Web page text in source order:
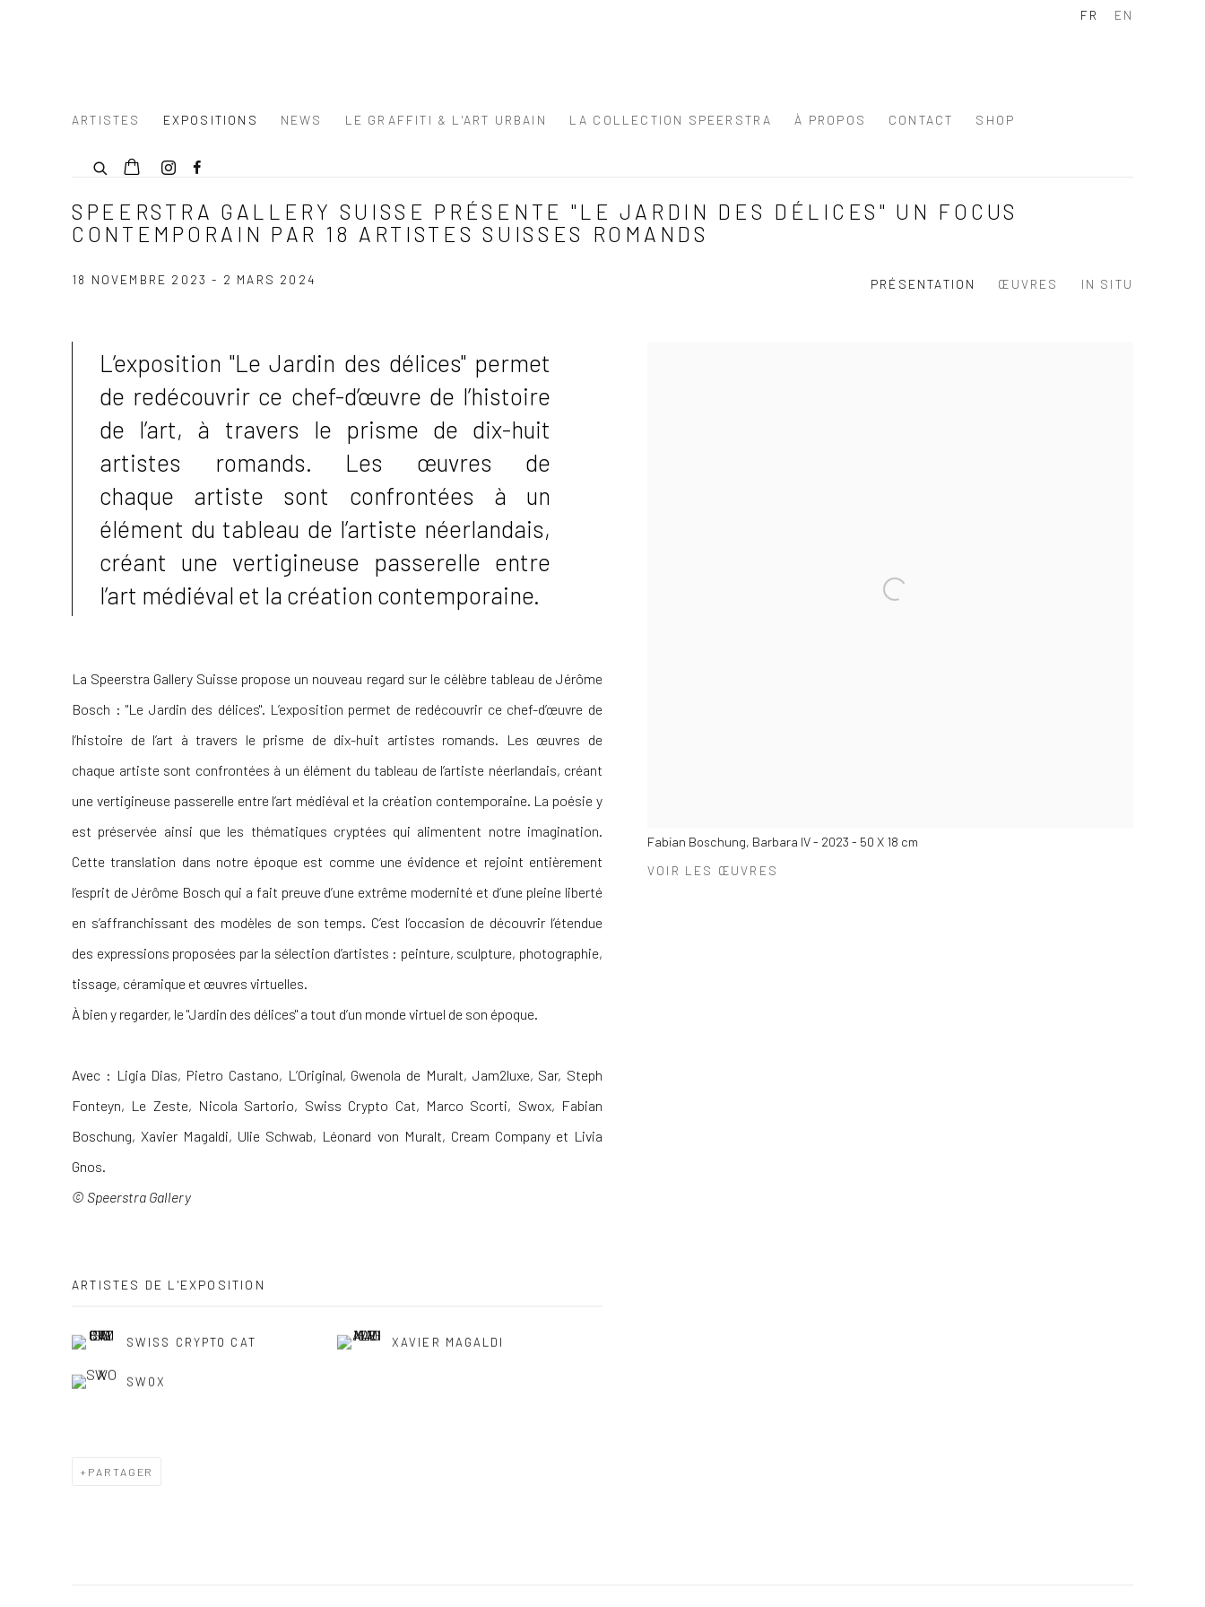
ARTISTES EXPOSITIONS NEWS LE GRAFFITI & L'ART URBAIN LA COLLECTION SPEERSTRA À PROPOS CONTACT SHOP
FR EN
SPEERSTRA GALLERY SUISSE PRÉSENTE "LE JARDIN DES DÉLICES" UN FOCUS
CONTEMPORAIN PAR 18 ARTISTES SUISSES ROMANDS
18 NOVEMBRE 2023 - 2 MARS 2024 PRÉSENTATION ŒUVRES IN SITU
Fabian Boschung, Barbara IV - 2023 - 50 X 18 cm
VOIR LES ŒUVRES
L’exposition"Le Jardin des délices"permet
de redécouvrir ce chef-d’œuvre de l’histoire
de l’art, à travers le prisme de dix-huit
artistes romands. Les œuvres de
chaque artiste sont confrontées à un
élément du tableau de l’artiste néerlandais,
créant une vertigineuse passerelle entre
l’art médiéval et la création contemporaine.
La Speerstra Gallery Suisse propose un nouveau regard sur le célèbre tableau de Jérôme
Bosch : "Le Jardin des délices". L’exposition permet de redécouvrir ce chef-d’œuvre de
l’histoire de l’art à travers le prisme de dix-huit artistes romands. Les œuvres de
chaque artiste sont confrontées à un élément du tableau de l’artiste néerlandais, créant
une vertigineuse passerelle entre l’art médiéval et la création contemporaine. La poésie y
est préservée ainsi que les thématiques cryptées qui alimentent notre imagination.
Cette translation dans notre époque est comme une évidence et rejoint entièrement
l’esprit de Jérôme Bosch qui a fait preuve d’une extrême modernité et d’une pleine liberté
en s’affranchissant des modèles de son temps. C’est l’occasion de découvrir l’étendue
des expressions proposées par la sélection d’artistes : peinture, sculpture, photographie,
tissage, céramique et œuvres virtuelles.
À bien y regarder, le "Jardin des délices" a tout d’un monde virtuel de son époque.
Avec : Ligia Dias, Pietro Castano, L’Original, Gwenola de Muralt, Jam2luxe, Sar, Steph
Fonteyn, Le Zeste, Nicola Sartorio, Swiss Crypto Cat, Marco Scorti, Swox, Fabian
Boschung, Xavier Magaldi, Ulie Schwab, Léonard von Muralt, Cream Company et Livia
Gnos.
© Speerstra Gallery
ARTISTES DE L'EXPOSITION
SWISS CRYPTO CAT XAVIER MAGALDI
SWOX
PARTAGER